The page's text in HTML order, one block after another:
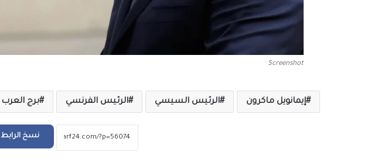
Screenshot
إيمانويل ماكرون الرئيس السيسي الرئيس الفرنسي برج العرب
نسخ الرابط